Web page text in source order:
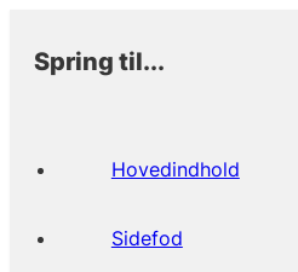
Spring til...
Hovedindhold
Sidefod